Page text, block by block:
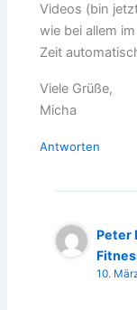
Videos (bin
wie bei allem
Zeit
Viele Grüße,
Micha
Antworten
Peter
10.